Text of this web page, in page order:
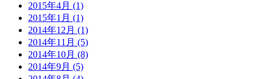
2015年4月 (1)
2015年1月 (1)
2014年12月 (1)
2014年11月 (5)
2014年10月 (8)
2014年9月 (5)